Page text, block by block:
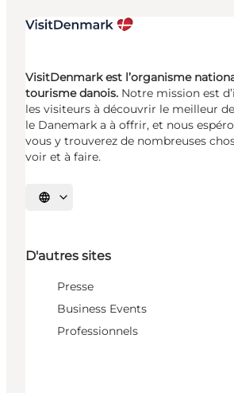
VisitDenmark est l’organisme
tourisme danois. Notre mission est
les visiteurs à découvrir le meilleur
le Danemark a à offrir, et nous
vous y trouverez de nombreuses
voir et à faire.
Choisissez la langue
D'autres sites
Presse
Business Events
Professionnels